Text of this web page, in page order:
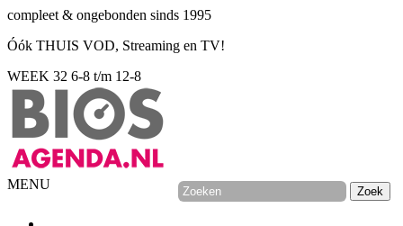
compleet & ongebonden sinds 1995
Óók THUIS VOD, Streaming en TV!
WEEK 32 6-8 t/m 12-8
MENU